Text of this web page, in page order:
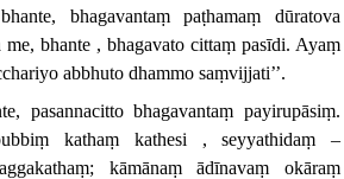
bhagavantaṃ paṭhamaṃ dūratova
me, bhante , bhagavato cittaṃ pasīdi. Ayaṃ
abbhuto dhammo saṃvijjati’’.
pasannacitto bhagavantaṃ payirupāsiṃ.
kathaṃ kathesi , seyyathidaṃ –
kāmānaṃ ādīnavaṃ okāraṃ